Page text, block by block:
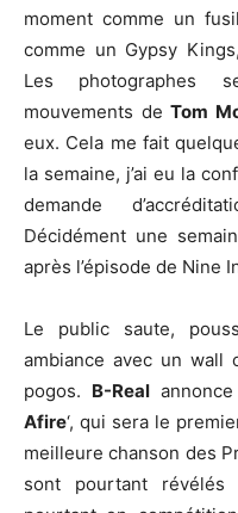
moment comme un
comme un Gypsy
Les photographes
mouvements deTom
eux. Cela me fait
la semaine, j’ai eu la
demande
Décidément une
après l’épisode de Nine
Le public saute,
ambiance avec un wall
pogos. B-Realannonce
Afire‘, qui sera le
meilleure chanson des
sont pourtant révélés